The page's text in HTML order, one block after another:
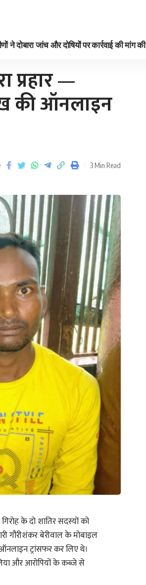
ने दोबारा जांच और दोषियों पर कार्रवाई की मांग की
प्रहार —
की ऑनलाइन
3 Min Read
के दो शातिर सदस्यों को
गौरीशंकर बेरीवाल के मोबाइल
ट्रांसफर कर लिए थे।
और आरोपियों के कब्जे से